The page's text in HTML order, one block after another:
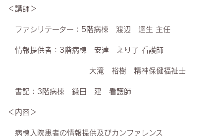
＜講師＞
ファシリテーター：5階病棟 渡辺 達生 主任
情報提供者：3階病棟 安達 えり子 看護師
大滝 裕樹 精神保健福祉士
書記：3階病棟 鎌田 建 看護師
＜内容＞
病棟入院患者の情報提供及びカンファレンス